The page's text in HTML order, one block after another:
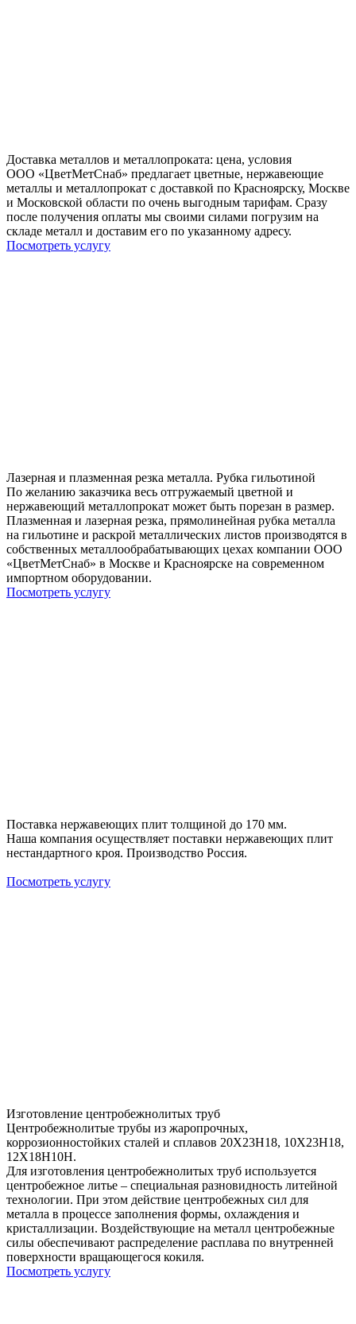
Доставка металлов и металлопроката: цена, условия
ООО «ЦветМетСнаб» предлагает цветные, нержавеющие
металлы и металлопрокат с доставкой по Красноярску, Москве
и Московской области по очень выгодным тарифам. Сразу
после получения оплаты мы своими силами погрузим на
складе металл и доставим его по указанному адресу.
Посмотреть услугу
Лазерная и плазменная резка металла. Рубка гильотиной
По желанию заказчика весь отгружаемый цветной и
нержавеющий металлопрокат может быть порезан в размер.
Плазменная и лазерная резка, прямолинейная рубка металла
на гильотине и раскрой металлических листов производятся в
собственных металлообрабатывающих цехах компании ООО
«ЦветМетСнаб» в Москве и Красноярске на современном
импортном оборудовании.
Посмотреть услугу
Поставка нержавеющих плит толщиной до 170 мм.
Наша компания осуществляет поставки нержавеющих плит
нестандартного кроя. Производство Россия.
Посмотреть услугу
Изготовление центробежнолитых труб
Центробежнолитые трубы из жаропрочных,
коррозионностойких сталей и сплавов 20Х23Н18, 10Х23Н18,
12Х18Н10Н.
Для изготовления центробежнолитых труб используется
центробежное литье – специальная разновидность литейной
технологии. При этом действие центробежных сил для
металла в процессе заполнения формы, охлаждения и
кристаллизации. Воздействующие на металл центробежные
силы обеспечивают распределение расплава по внутренней
поверхности вращающегося кокиля.
Посмотреть услугу